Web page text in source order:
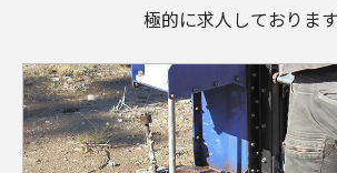
極的に求人しております